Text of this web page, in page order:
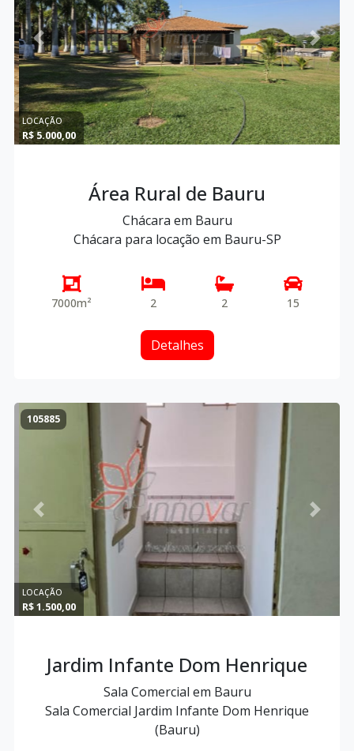
Previous Next
LOCAÇÃO
R$ 5.000,00
Área Rural de Bauru
Chácara em Bauru
Chácara para locação em Bauru-SP
7000m² 2 2 15
Detalhes
Previous Next
LOCAÇÃO
R$ 1.500,00
105885
Jardim Infante Dom Henrique
Sala Comercial em Bauru
Sala Comercial Jardim Infante Dom Henrique
(Bauru)